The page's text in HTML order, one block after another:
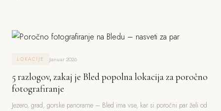
LOKACIJE Januar 2026
5 razlogov, zakaj je Bled popolna lokacija za poročno
fotografiranje
Jezero, grad, gorske panorame – Bled ima vse, kar si poročni par želi od